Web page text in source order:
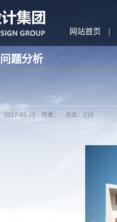
网站首页
题分析
2017-03-29 作者： 点击： 215